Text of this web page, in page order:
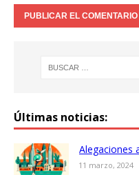
Últimas noticias:
Alegaciones
11 marzo, 2024